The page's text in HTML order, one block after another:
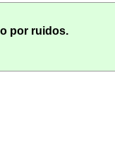
por ruidos.